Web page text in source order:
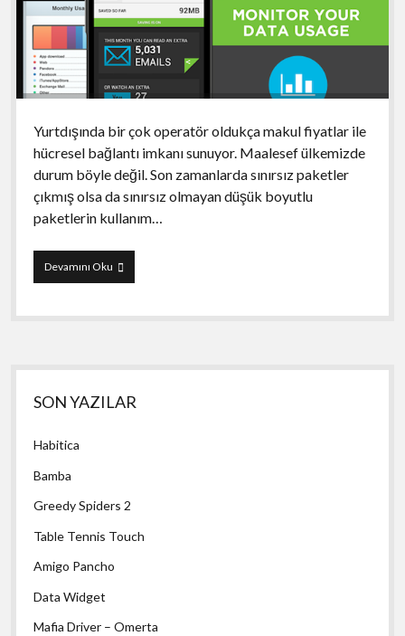
Yurtdışında bir çok operatör oldukça makul fiyatlar ile
hücresel bağlantı imkanı sunuyor. Maalesef ülkemizde
durum böyle değil. Son zamanlarda sınırsız paketler
çıkmış olsa da sınırsız olmayan düşük boyutlu
paketlerin kullanım…
Devamını OkuOnavo
Count
Yan
Menü
SON YAZILAR
Habitica
Bamba
Greedy Spiders 2
Table Tennis Touch
Amigo Pancho
Data Widget
Mafia Driver – Omerta